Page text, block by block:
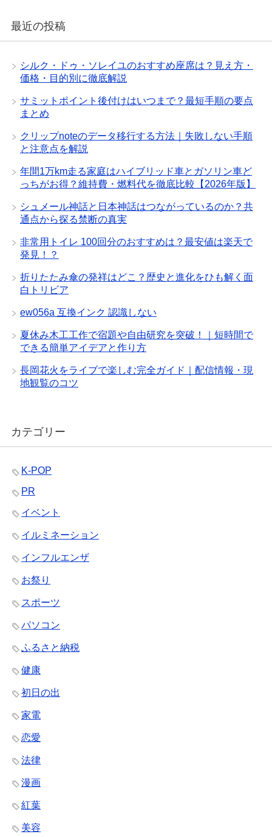
最近の投稿
シルク・ドゥ・ソレイユのおすすめ座席は？見え方・
価格・目的別に徹底解説
サミットポイント後付けはいつまで？最短手順の要点
まとめ
クリップnoteのデータ移行する方法｜失敗しない手順
と注意点を解説
年間1万km走る家庭はハイブリッド車とガソリン車ど
っちがお得？維持費・燃料代を徹底比較【2026年版】
シュメール神話と日本神話はつながっているのか？共
通点から探る禁断の真実
非常用トイレ 100回分のおすすめは？最安値は楽天で
発見！？
折りたたみ傘の発祥はどこ？歴史と進化をひも解く面
白トリビア
ew056a 互換インク 認識しない
夏休み木工工作で宿題や自由研究を突破！｜短時間で
できる簡単アイデアと作り方
長岡花火をライブで楽しむ完全ガイド｜配信情報・現
地観覧のコツ
カテゴリー
K-POP
PR
イベント
イルミネーション
インフルエンザ
お祭り
スポーツ
パソコン
ふるさと納税
健康
初日の出
家電
恋愛
法律
漫画
紅葉
美容